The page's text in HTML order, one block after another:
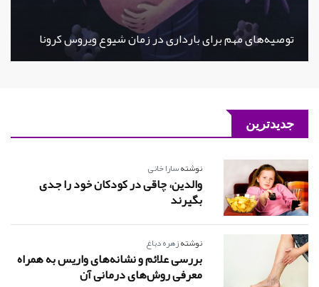
توصیه‌های مهم برای بارداری در زمان شیوع ویروس کرونا
جدیدترین
نوشتهسارا خانی
والدین، چاقی در کودکان خود را جدی
بگیرند
نوشتهزهره دباغ
بررسی علائم و نشانه‌های واریس به همراه
معرفی روش‌های درمانی آن